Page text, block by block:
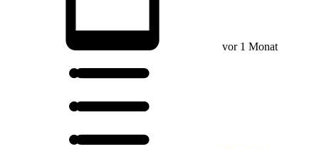
vor 1 Monat